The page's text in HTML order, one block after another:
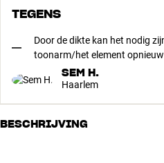
TEGENS
Door de dikte kan het nodig
toonarm/het element opnieuw
SEM H.
Haarlem
BESCHRIJVING